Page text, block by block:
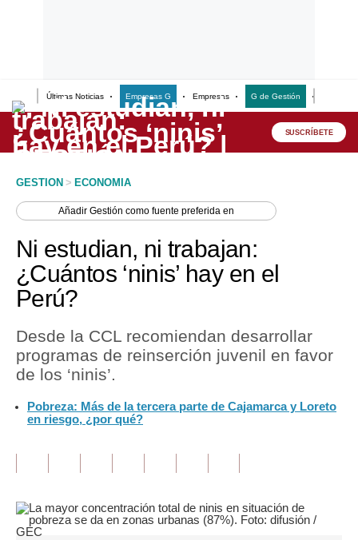
Últimas Noticias Empresas G Empresas G de Gestión
Lo último
Peru Quiosco
Economía
Mercados
Política
Finanzas Personales
Inmobiliarias
Opinión
SUSCRÍBETE
GESTION > ECONOMIA
AñadirGestión como fuente preferida en
Ni estudian, ni trabajan:
¿Cuántos ‘ninis’ hay en el
Perú?
Desde la CCL recomiendan desarrollar
programas de reinserción juvenil en favor
de los ‘ninis’.
Pobreza: Más de la tercera parte de Cajamarca y Loreto
en riesgo, ¿por qué?